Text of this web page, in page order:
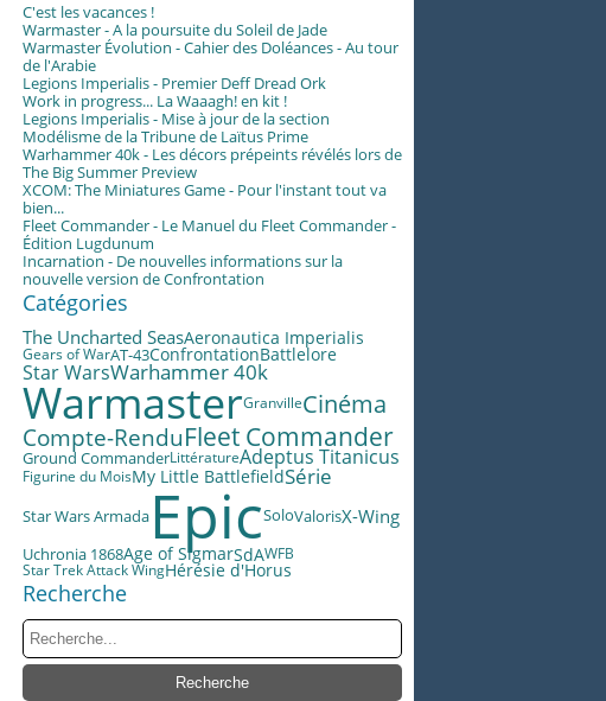
C'est les vacances !
Warmaster - A la poursuite du Soleil de Jade
Warmaster Évolution - Cahier des Doléances - Au tour
de l'Arabie
Legions Imperialis - Premier Deff Dread Ork
Work in progress... La Waaagh! en kit !
Legions Imperialis - Mise à jour de la section
Modélisme de la Tribune de Laïtus Prime
Warhammer 40k - Les décors prépeints révélés lors de
The Big Summer Preview
XCOM: The Miniatures Game - Pour l'instant tout va
bien...
Fleet Commander - Le Manuel du Fleet Commander -
Édition Lugdunum
Incarnation - De nouvelles informations sur la
nouvelle version de Confrontation
Catégories
The Uncharted SeasAeronautica Imperialis
Gears of WarAT-43ConfrontationBattlelore
Star WarsWarhammer 40k
WarmasterGranvilleCinéma
Compte-RenduFleet Commander
Ground CommanderLittératureAdeptus Titanicus
Figurine du MoisMy Little BattlefieldSérie
Star Wars Armada EpicSoloValorisX-Wing
Uchronia 1868Age of SigmarSdAWFB
Star Trek Attack WingHérésie d'Horus
Recherche